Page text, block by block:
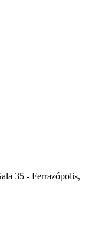
35 - Ferrazópolis,